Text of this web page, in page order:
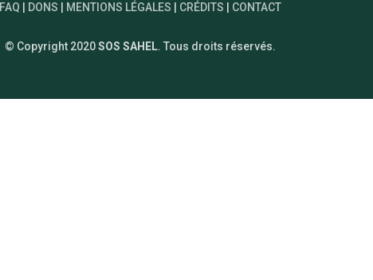
FAQ DONS MENTIONS LÉGALES CRÉDITS CONTACT
© Copyright 2020SOS SAHEL. Tous droits réservés.